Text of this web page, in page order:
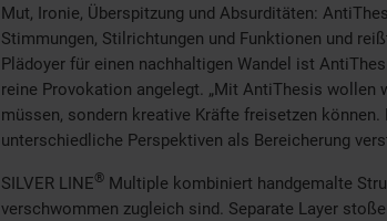
Mut, Ironie, Überspitzung und Absurditäten:
Stimmungen, Stilrichtungen und Funktionen und
Plädoyer für einen nachhaltigen Wandel ist
reine Provokation angelegt. „Mit AntiThesis
müssen, sondern kreative Kräfte freisetzen
unterschiedliche Perspektiven als Bereicherung
SILVER LINE® Multiple kombiniert handgemalte
verschwommen zugleich sind. Separate Layer